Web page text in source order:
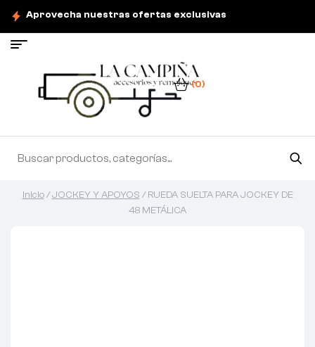
Aprovecha nuestras ofertas exclusivas
(0)
Inicio/JOCKEY Y APOYOS / RUEDA SUELTA PARA JOCKEY DE
48 METÁLICA